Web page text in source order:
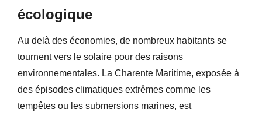
écologique
Au delà des économies, de nombreux habitants se
tournent vers le solaire pour des raisons
environnementales. La Charente Maritime, exposée à
des épisodes climatiques extrêmes comme les
tempêtes ou les submersions marines, est